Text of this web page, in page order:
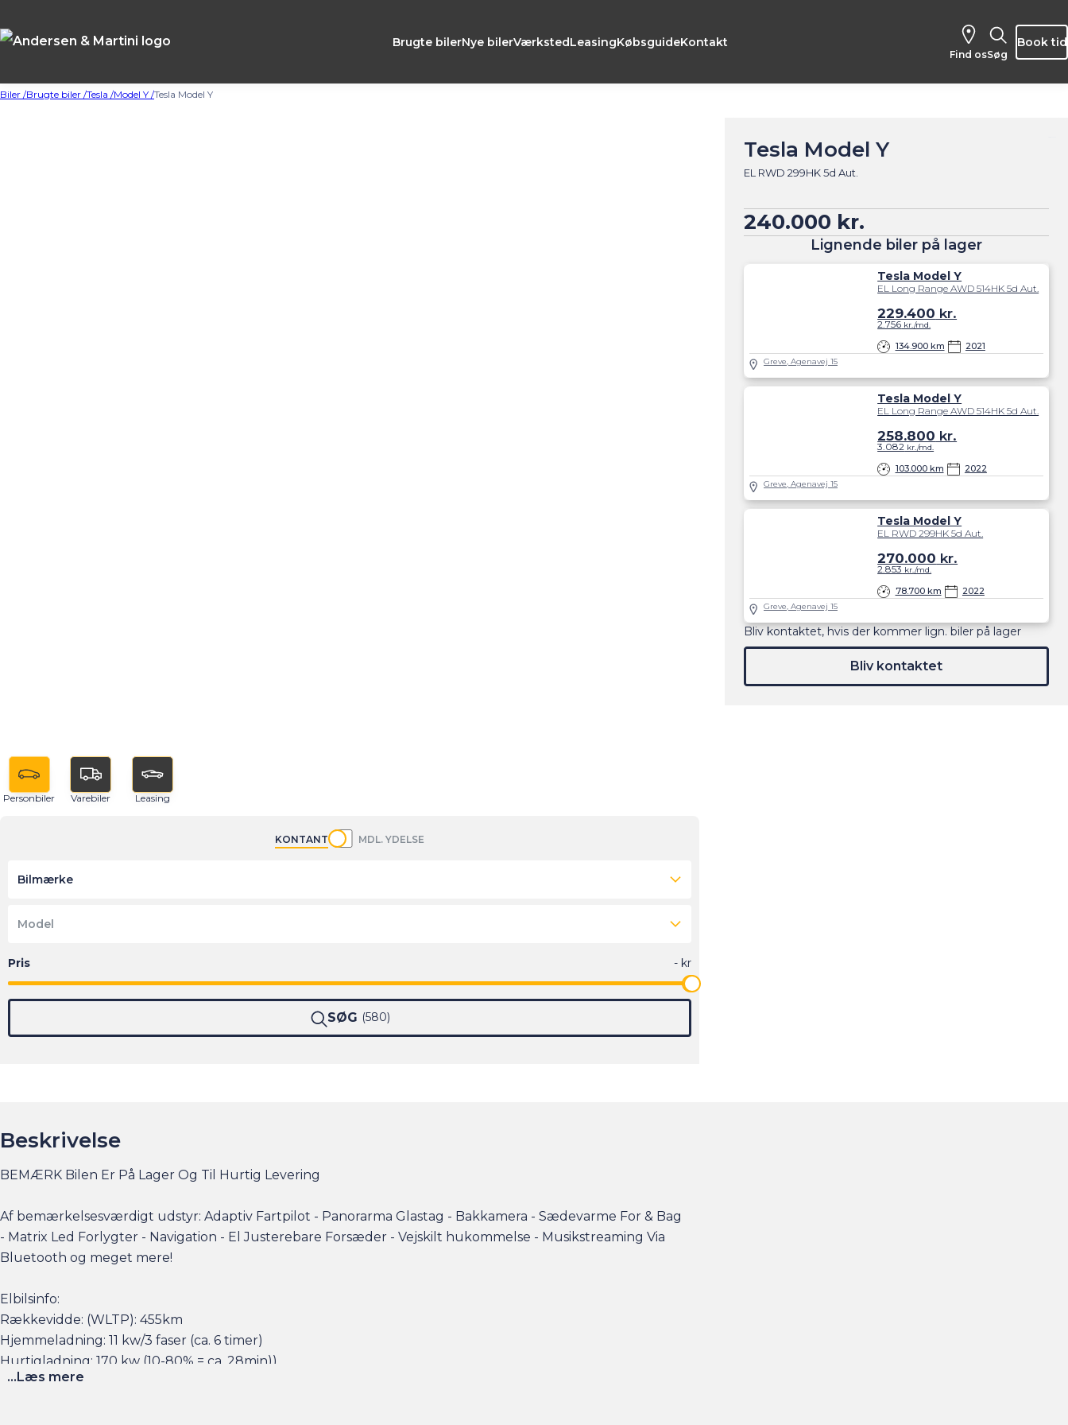
Brugte bilerNye bilerVærkstedLeasingKøbsguideKontakt
Find os Søg
Book tid
Biler /Brugte biler /Tesla /Model Y /Tesla Model Y
Tesla Model Y
EL RWD 299HK 5d Aut.
240.000 kr.
Lignende biler på lager
Tesla Model Y
EL Long Range AWD 514HK 5d Aut.
134.900 km 2021
229.400 kr.
2.756 kr./md.
Greve, Agenavej 15
Tesla Model Y
EL Long Range AWD 514HK 5d Aut.
103.000 km 2022
258.800 kr.
3.082 kr./md.
Greve, Agenavej 15
Tesla Model Y
EL RWD 299HK 5d Aut.
78.700 km 2022
270.000 kr.
2.853 kr./md.
Greve, Agenavej 15
Bliv kontaktet, hvis der kommer lign. biler på lager
Bliv kontaktet
Personbiler Varebiler Leasing
KONTANT MDL. YDELSE
Bilmærke
Model
SØG 580
Beskrivelse
BEMÆRK Bilen Er På Lager Og Til Hurtig Levering
Af bemærkelsesværdigt udstyr: Adaptiv Fartpilot - Panorarma Glastag - Bakkamera - Sædevarme For & Bag
- Matrix Led Forlygter - Navigation - El Justerebare Forsæder - Vejskilt hukommelse - Musikstreaming Via
Bluetooth og meget mere!
Elbilsinfo:
Rækkevidde: (WLTP): 455km
Hjemmeladning: 11 kw/3 faser (ca. 6 timer)
Hurtigladning: 170 kw (10-80% = ca. 28min))
...Læs mere